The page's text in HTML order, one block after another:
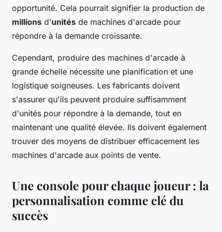
opportunité. Cela pourrait signifier la production de
millions d'unités de machines d'arcade pour
répondre à la demande croissante.
Cependant, produire des machines d'arcade à
grande échelle nécessite une planification et une
logistique soigneuses. Les fabricants doivent
s'assurer qu'ils peuvent produire suffisamment
d'unités pour répondre à la demande, tout en
maintenant une qualité élevée. Ils doivent également
trouver des moyens de distribuer efficacement les
machines d'arcade aux points de vente.
Une console pour chaque joueur : la
personnalisation comme clé du
succès